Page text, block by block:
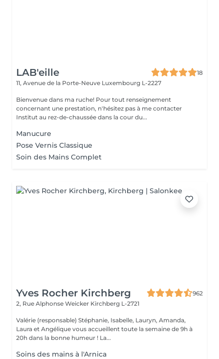
LAB'eille
18
11, Avenue de la Porte-Neuve Luxembourg L-2227
Bienvenue dans ma ruche! Pour tout renseignement
concernant une prestation, n'hésitez pas à me contacter
Institut au rez-de-chaussée dans la cour du...
Manucure
Pose Vernis Classique
Soin des Mains Complet
Yves Rocher Kirchberg
962
2, Rue Alphonse Weicker Kirchberg L-2721
Valérie (responsable) Stéphanie, Isabelle, Lauryn, Amanda,
Laura et Angélique vous accueillent toute la semaine de 9h à
20h dans la bonne humeur ! La...
Soins des mains à l'Arnica